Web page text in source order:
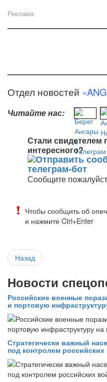
Реклама:
Отдел новостей
Читайте нас:
Стали свидетелем
интересного?
Сообщите
Чтобы сообщить об
и нажмите Ctrl+Enter
Назад
Новости
Российские военные
и портовую
Стратегически важный
под контролем российских